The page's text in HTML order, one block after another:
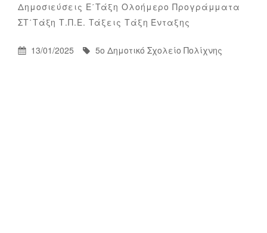
Δημοσιεύσεις Ε΄τάξη Ολοήμερο Προγράμματα
ΣΤ΄τάξη Τ.Π.Ε. Τάξεις Τάξη ΈνταξηςBy
5ο
Δημοτικό
Πολίχνης
Posted
13/01/2025 By
5ο Δημοτικό Σχολείο Πολίχνης